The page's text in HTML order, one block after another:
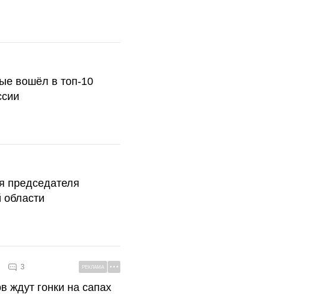
вошёл в топ-10
председателя
области
3 РЕКЛАМА
ждут гонки на сапах